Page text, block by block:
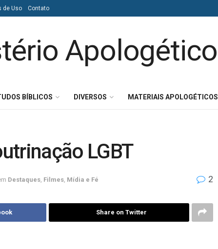
de Uso Contato
BÍBLICOS DIVERSOS MATERIAIS APOLOGÉTICOS
LGBT
Destaques Filmes Mídia e Fé 2
Share on Twitter